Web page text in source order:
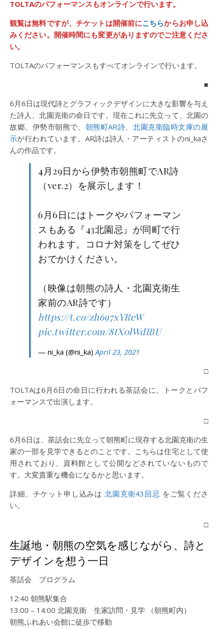
TOLTAのパフォーマンスもオンラインで行います。
観覧は無料ですが、チケットは開催前にこちらからお申し込
みください。開催時間にも変更がありますのでご注意くださ
い。
TOLTAのパフォーマンスもすべてオンラインで行います。
■
6月6日は現代詩とグラフィックデザインに大きな影響を与え
た詩人、北園克衛の命日です。現在これに先立って、北園の
故郷、伊勢市朝熊で、 朝熊町AR詩、北園克衛臨時文庫の展
示が行われています。AR詩は詩人・アーティストのni_kaさ
んの作品です。
4月29日から伊勢市朝熊町でAR詩
（ver.2）を展示します！
6月6日にはトークやパフォーマン
スもある『43北園忌』が同町で行
われます。コロナ対策をしてぜひ
おでかけください。
（映像は朝熊の詩人・北園克衛生
家前のAR詩です）
https://t.co/zh697xYReW
pic.twitter.com/8tX0lWdIBU
— ni_ka (@ni_ka) April 23, 2021
□
TOLTAは6月6日の命日に行われる茶話会に、トークとパフ
ォーマンスで出演します。
□
6月6日は、茶話会に先立って朝熊町に現存する北園克衛の生
家の一部を見学できるとのことです。こちらは住宅として使
用されており、資料館として公開などされていないもので
す。大変貴重な機会になるかと思います。
詳細、チケット申し込みは 北園克衛43回忌 をご覧くださ
い。
□
生誕地・朝熊の空気を感じながら、詩と
デザインを想う一日
茶話会 プログラム
12:40 朝熊駅集合
13:00 – 14:00 北園克衛 生家訪問・見学 （朝熊町内）
朝熊ふれあい会館に徒歩で移動